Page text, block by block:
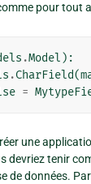
pour tout
.Model ):
.CharField(
=
une
devriez tenir
de données.